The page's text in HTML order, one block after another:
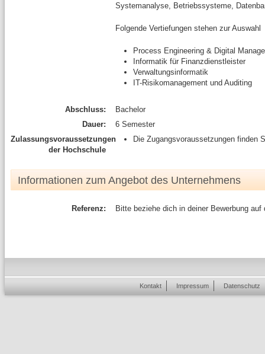
Systemanalyse, Betriebssysteme,
Folgende Vertiefungen stehen zur Auswahl
Process Engineering & Digital
Informatik für Finanzdienstleister
Verwaltungsinformatik
IT-Risikomanagement und Auditing
Abschluss:
Bachelor
Dauer:
6 Semester
Zulassungsvoraussetzungen
der Hochschule
Die Zugangsvoraussetzungen finden
Informationen zum Angebot des Unternehmens
Referenz: Bitte beziehe dich in deiner Bewerbung auf
Kontakt Impressum Datenschutz